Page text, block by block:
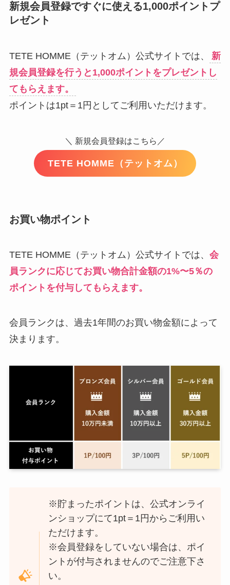
新規会員登録ですぐに使える1,000ポイントプ
レゼント
TETE HOMME（テットオム）公式サイトでは、
新
規会員登録を行うと1,000ポイントをプレゼントし
てもらえます。
ポイントは1pt＝1円としてご利用いただけます。
＼ 新規会員登録はこちら／
TETE HOMME（テットオム）
お買い物ポイント
TETE HOMME（テットオム）公式サイトでは、 会
員ランクに応じてお買い物合計金額の1%〜5％の
ポイントを付与してもらえます。
会員ランクは、過去1年間のお買い物金額によって
決まります。
※貯まったポイントは、公式オンライ
ンショップにて1pt＝1円からご利用い
ただけます。
※会員登録をしていない場合は、ポイ
ントが付与されませんのでご注意下さ
い。